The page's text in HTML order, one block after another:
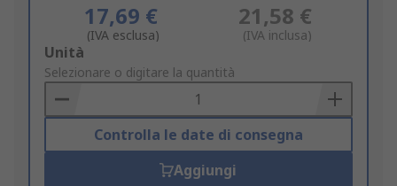
17,69 €
(IVA esclusa)
21,58 €
(IVA inclusa)
Add
to
Basket
Unità
Selezionare o digitare la quantità
Controlla le date di consegna
Aggiungi